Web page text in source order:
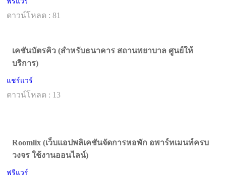
ดาวน์โหลด : 81
เคชันบัตรคิว (สำหรับธนาคาร สถานพยาบาล ศูนย์ให้
บริการ)
แชร์แวร์
ดาวน์โหลด : 13
Roomlix (เว็บแอปพลิเคชันจัดการหอพัก อพาร์ทเมนท์ครบ
วงจร ใช้งานออนไลน์)
ฟรีแวร์